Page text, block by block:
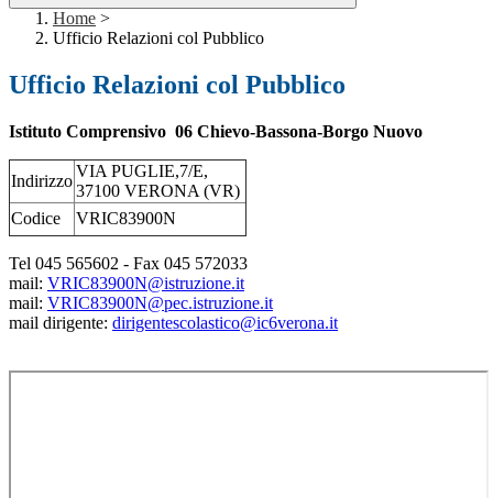
Home >
Ufficio Relazioni col Pubblico
Ufficio Relazioni col Pubblico
Istituto Comprensivo 06 Chievo-Bassona-Borgo Nuovo
Indirizzo
VIA PUGLIE,7/E,
37100 VERONA (VR)
Codice
VRIC83900N
Tel 045 565602 - Fax 045 572033
mail: VRIC83900N@istruzione.it
mail: VRIC83900N@pec.istruzione.it
mail dirigente: dirigentescolastico@ic6verona.it